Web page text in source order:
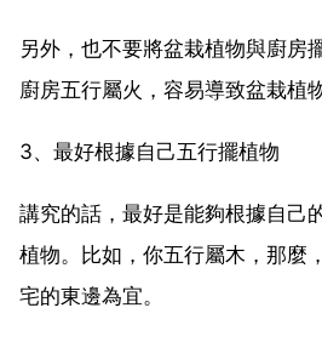
另外，也不要將盆栽植物與廚房
廚房五行屬火，容易導致盆栽植
3、最好根據自己五行擺植物
講究的話，最好是能夠根據自己
植物。比如，你五行屬木，那麼
宅的東邊為宜。